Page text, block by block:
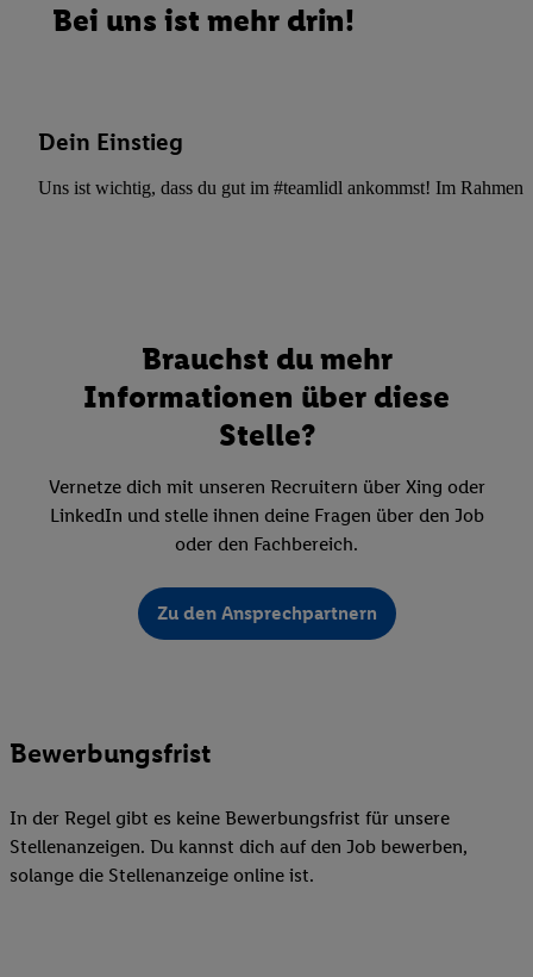
Bei uns ist mehr drin!
Dein Einstieg
Uns ist wichtig, dass du gut im #teamlidl ankommst! Im Rahmen
Brauchst du mehr
Informationen über diese
Stelle?
Vernetze dich mit unseren Recruitern über Xing oder
LinkedIn und stelle ihnen deine Fragen über den Job
oder den Fachbereich.
Zu den Ansprechpartnern
Bewerbungsfrist
In der Regel gibt es keine Bewerbungsfrist für unsere
Stellenanzeigen. Du kannst dich auf den Job bewerben,
solange die Stellenanzeige online ist.